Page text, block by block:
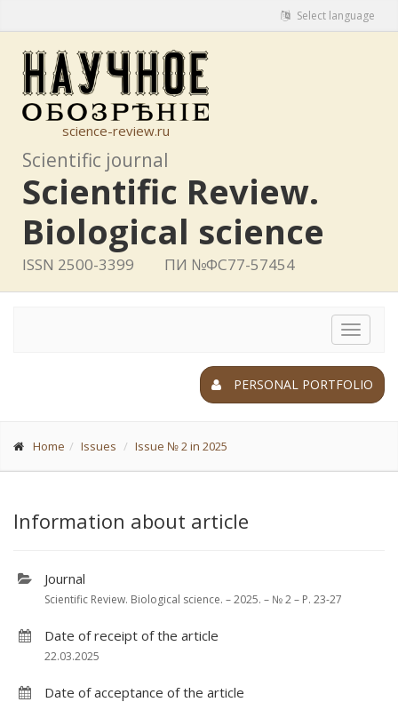
Select language
science-review.ru
Scientific journal
Scientific Review.
Biological science
ISSN 2500-3399 ПИ №ФС77-57454
Toggle
PERSONAL PORTFOLIO
Home Issues Issue № 2 in 2025
Information about article
Journal
Scientific Review. Biological science. – 2025. – № 2 – P. 23-27
Date of receipt of the article
22.03.2025
Date of acceptance of the article